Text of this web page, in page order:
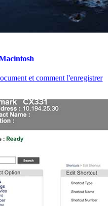
et comment l'enregistrer